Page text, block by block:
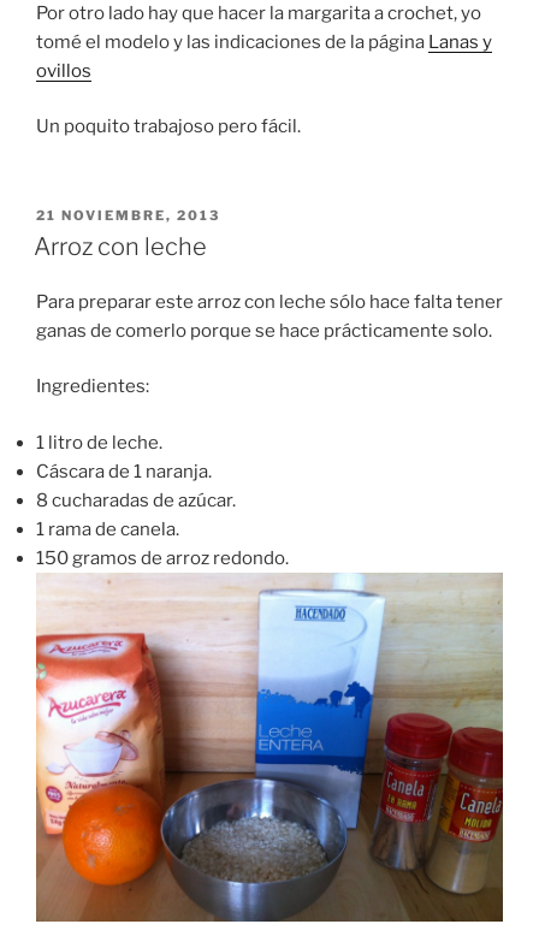
Por otro lado hay que hacer la margarita a crochet, yo
tomé el modelo y las indicaciones de la página Lanas y
ovillos
Un poquito trabajoso pero fácil.
PUBLICADO
EL
21 NOVIEMBRE, 2013
Arroz con leche
Para preparar este arroz con leche sólo hace falta tener
ganas de comerlo porque se hace prácticamente solo.
Ingredientes:
1 litro de leche.
Cáscara de 1 naranja.
8 cucharadas de azúcar.
1 rama de canela.
150 gramos de arroz redondo.